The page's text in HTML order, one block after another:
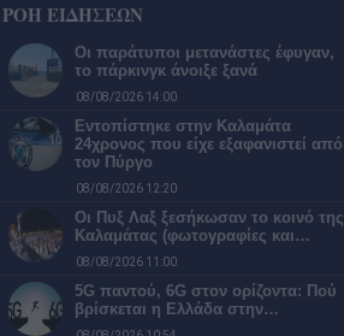
ΡΟΗ ΕΙΔΗΣΕΩΝ
Οι παράτυποι μετανάστες έφυγαν,
το πάρκινγκ άνοιξε ξανά
08/08/2026 14:00
Εντοπίστηκε στην Καλαμάτα
24χρονος που είχε εξαφανιστεί από
τον Πύργο
08/08/2026 12:20
Οι Πυξ Λαξ ξεσήκωσαν το κοινό της
Καλαμάτας (φωτογραφίες και…
08/08/2026 11:00
5G παντού, 6G στον ορίζοντα: Πού
βρίσκεται η Ελλάδα στην…